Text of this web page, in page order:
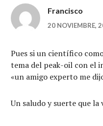
Francisco
20 NOVIEMBRE,
Pues si un científico
tema del peak-oil con el
«un amigo experto me
Un saludo y suerte que la